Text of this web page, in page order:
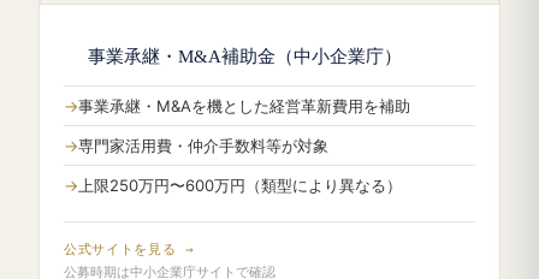
事業承継・M&A補助金（中小企業庁）
事業承継・M&Aを機とした経営革新費用を補助
専門家活用費・仲介手数料等が対象
上限250万円〜600万円（類型により異なる）
公式サイトを見る →
公募時期は中小企業庁サイトで確認